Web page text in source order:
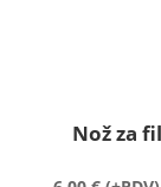
Nož za